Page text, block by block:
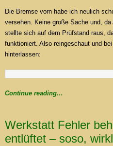
Die Bremse vorn habe ich neulich
versehen. Keine große Sache und,
stellte sich auf dem Prüfstand raus,
funktioniert. Also reingeschaut und
hinterlassen:
Continue reading…
Werkstatt Fehler
entlüftet – soso,